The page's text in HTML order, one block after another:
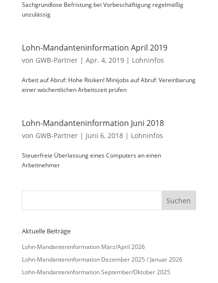
Sachgrundlose Befristung bei Vorbeschäftigung regelmäßig
unzulässig
Lohn-Mandanteninformation April 2019
von GWB-Partner| Apr. 4, 2019| Lohninfos
Arbeit auf Abruf: Hohe Risiken! Minijobs auf Abruf: Vereinbarung
einer wöchentlichen Arbeitszeit prüfen
Lohn-Mandanteninformation Juni 2018
von GWB-Partner| Juni 6, 2018| Lohninfos
Steuerfreie Überlassung eines Computers an einen
Arbeitnehmer
Aktuelle Beiträge
Lohn-Mandanteninformation März/April 2026
Lohn-Mandanteninformation Dezember 2025 / Januar 2026
Lohn-Mandanteninformation September/Oktober 2025